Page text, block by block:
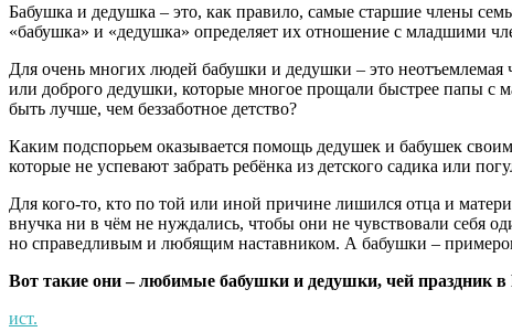
Бабушка и дедушка – это, как правило, самые старшие члены
«бабушка» и «дедушка» определяет их отношение с младшими
Для очень многих людей бабушки и дедушки – это неотъемлемая
или доброго дедушки, которые многое прощали быстрее папы с
быть лучше, чем беззаботное детство?
Каким подспорьем оказывается помощь дедушек и бабушек своим
которые не успевают забрать ребёнка из детского садика или
Для кого-то, кто по той или иной причине лишился отца и
внучка ни в чём не нуждались, чтобы они не чувствовали себя
но справедливым и любящим наставником. А бабушки –
Вот такие они – любимые бабушки и дедушки, чей праздник в
ист.